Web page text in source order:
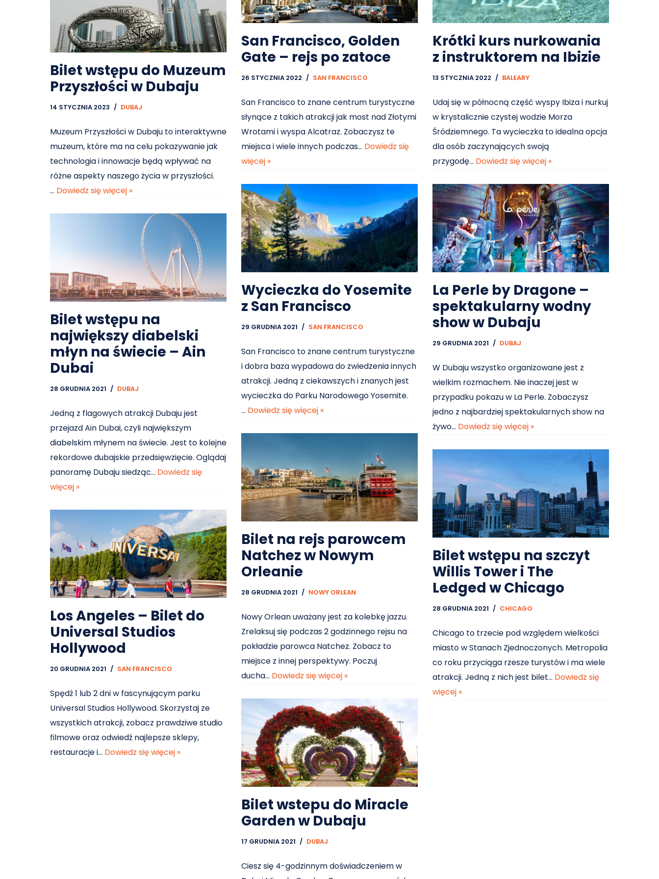
Bilet wstępu do Muzeum
Przyszłości w Dubaju
14 STYCZNIA 2023 DUBAJ
Muzeum Przyszłości w Dubaju to interaktywne
muzeum, które ma na celu pokazywanie jak
technologia i innowacje będą wpływać na
różne aspekty naszego życia w przyszłości.
… Dowiedz się więcej »
San Francisco, Golden
Gate – rejs po zatoce
26 STYCZNIA 2022 SAN FRANCISCO
San Francisco to znane centrum turystyczne
słynące z takich atrakcji jak most nad Złotymi
Wrotami i wyspa Alcatraz. Zobaczysz te
miejsca i wiele innych podczas… Dowiedz się
więcej »
Krótki kurs nurkowania
z instruktorem na Ibizie
13 STYCZNIA 2022 BALEARY
Udaj się w północną część wyspy Ibiza i nurkuj
w krystalicznie czystej wodzie Morza
Śródziemnego. Ta wycieczka to idealna opcja
dla osób zaczynających swoją
przygodę… Dowiedz się więcej »
Wycieczka do Yosemite
z San Francisco
29 GRUDNIA 2021 SAN FRANCISCO
San Francisco to znane centrum turystyczne
i dobra baza wypadowa do zwiedzenia innych
atrakcji. Jedną z ciekawszych i znanych jest
wycieczka do Parku Narodowego Yosemite.
… Dowiedz się więcej »
La Perle by Dragone –
spektakularny wodny
show w Dubaju
29 GRUDNIA 2021 DUBAJ
W Dubaju wszystko organizowane jest z
wielkim rozmachem. Nie inaczej jest w
przypadku pokazu w La Perle. Zobaczysz
jedno z najbardziej spektakularnych show na
żywo… Dowiedz się więcej »
Bilet wstępu na
największy diabelski
młyn na świecie – Ain
Dubai
28 GRUDNIA 2021 DUBAJ
Jedną z flagowych atrakcji Dubaju jest
przejazd Ain Dubai, czyli największym
diabelskim młynem na świecie. Jest to kolejne
rekordowe dubajskie przedsięwzięcie. Oglądaj
panoramę Dubaju siedząc… Dowiedz się
więcej »
Bilet na rejs parowcem
Natchez w Nowym
Orleanie
28 GRUDNIA 2021 NOWY ORLEAN
Nowy Orlean uważany jest za kolebkę jazzu.
Zrelaksuj się podczas 2 godzinnego rejsu na
pokładzie parowca Natchez. Zobacz to
miejsce z innej perspektywy. Poczuj
ducha… Dowiedz się więcej »
Bilet wstępu na szczyt
Willis Tower i The
Ledged w Chicago
28 GRUDNIA 2021 CHICAGO
Chicago to trzecie pod względem wielkości
miasto w Stanach Zjednoczonych. Metropolia
co roku przyciąga rzesze turystów i ma wiele
atrakcji. Jedną z nich jest bilet… Dowiedz się
więcej »
Los Angeles – Bilet do
Universal Studios
Hollywood
20 GRUDNIA 2021 SAN FRANCISCO
Spędź 1 lub 2 dni w fascynującym parku
Universal Studios Hollywood. Skorzystaj ze
wszystkich atrakcji, zobacz prawdziwe studio
filmowe oraz odwiedź najlepsze sklepy,
restauracje i… Dowiedz się więcej »
Bilet wstepu do Miracle
Garden w Dubaju
17 GRUDNIA 2021 DUBAJ
Ciesz się 4-godzinnym doświadczeniem w